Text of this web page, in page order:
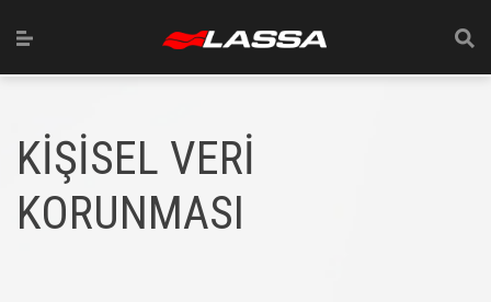
KİŞİSEL VERİ
KORUNMASI